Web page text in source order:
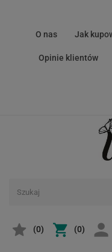
O nas Jak
Opinie klientów
(0) (0)